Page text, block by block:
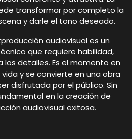
transformar por completo la
y darle el tono deseado.
audiovisual es un
que requiere habilidad,
detalles. Es el momento en
y se convierte en una obra
disfrutada por el público. Sin
en la creación de
audiovisual exitosa.